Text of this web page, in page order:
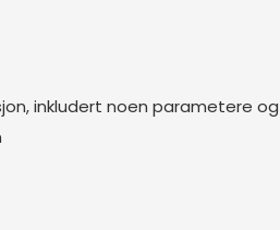
inkludert noen parametere